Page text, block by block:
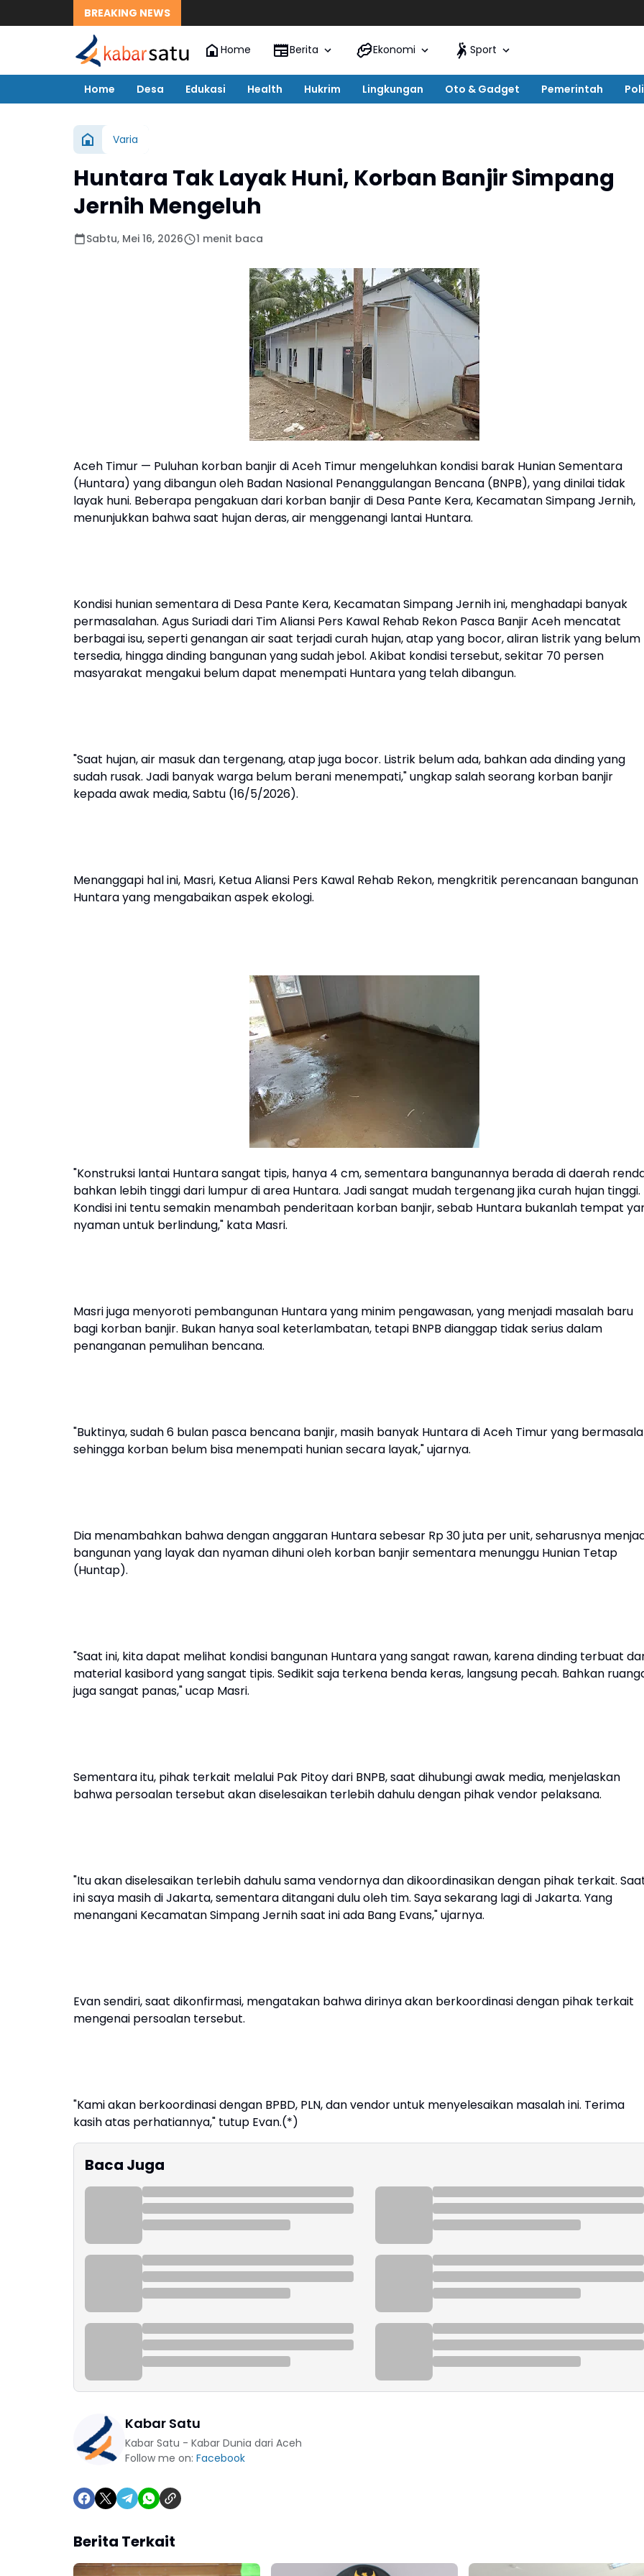
BREAKING NEWS
Home Berita Ekonomi Sport
Home Desa Edukasi Health Hukrim Lingkungan Oto & Gadget Pemerintah
Varia
Huntara Tak Layak Huni, Korban Banjir Simpang
Jernih Mengeluh
Sabtu, Mei 16, 2026 1 menit baca
Aceh Timur — Puluhan korban banjir di Aceh Timur mengeluhkan kondisi barak Hunian Sementara
(Huntara) yang dibangun oleh Badan Nasional Penanggulangan Bencana (BNPB), yang dinilai tidak
layak huni. Beberapa pengakuan dari korban banjir di Desa Pante Kera, Kecamatan Simpang Jernih,
menunjukkan bahwa saat hujan deras, air menggenangi lantai Huntara.
Kondisi hunian sementara di Desa Pante Kera, Kecamatan Simpang Jernih ini, menghadapi banyak
permasalahan. Agus Suriadi dari Tim Aliansi Pers Kawal Rehab Rekon Pasca Banjir Aceh mencatat
berbagai isu, seperti genangan air saat terjadi curah hujan, atap yang bocor, aliran listrik yang belum
tersedia, hingga dinding bangunan yang sudah jebol. Akibat kondisi tersebut, sekitar 70 persen
masyarakat mengakui belum dapat menempati Huntara yang telah dibangun.
"Saat hujan, air masuk dan tergenang, atap juga bocor. Listrik belum ada, bahkan ada dinding yang
sudah rusak. Jadi banyak warga belum berani menempati," ungkap salah seorang korban banjir
kepada awak media, Sabtu (16/5/2026).
Menanggapi hal ini, Masri, Ketua Aliansi Pers Kawal Rehab Rekon, mengkritik perencanaan bangunan
Huntara yang mengabaikan aspek ekologi.
"Konstruksi lantai Huntara sangat tipis, hanya 4 cm, sementara bangunannya berada di daerah
bahkan lebih tinggi dari lumpur di area Huntara. Jadi sangat mudah tergenang jika curah hujan tinggi.
Kondisi ini tentu semakin menambah penderitaan korban banjir, sebab Huntara bukanlah tempat
nyaman untuk berlindung," kata Masri.
Masri juga menyoroti pembangunan Huntara yang minim pengawasan, yang menjadi masalah baru
bagi korban banjir. Bukan hanya soal keterlambatan, tetapi BNPB dianggap tidak serius dalam
penanganan pemulihan bencana.
"Buktinya, sudah 6 bulan pasca bencana banjir, masih banyak Huntara di Aceh Timur yang
sehingga korban belum bisa menempati hunian secara layak," ujarnya.
Dia menambahkan bahwa dengan anggaran Huntara sebesar Rp 30 juta per unit, seharusnya
bangunan yang layak dan nyaman dihuni oleh korban banjir sementara menunggu Hunian Tetap
(Huntap).
"Saat ini, kita dapat melihat kondisi bangunan Huntara yang sangat rawan, karena dinding terbuat
material kasibord yang sangat tipis. Sedikit saja terkena benda keras, langsung pecah. Bahkan
juga sangat panas," ucap Masri.
Sementara itu, pihak terkait melalui Pak Pitoy dari BNPB, saat dihubungi awak media, menjelaskan
bahwa persoalan tersebut akan diselesaikan terlebih dahulu dengan pihak vendor pelaksana.
"Itu akan diselesaikan terlebih dahulu sama vendornya dan dikoordinasikan dengan pihak terkait.
ini saya masih di Jakarta, sementara ditangani dulu oleh tim. Saya sekarang lagi di Jakarta. Yang
menangani Kecamatan Simpang Jernih saat ini ada Bang Evans," ujarnya.
Evan sendiri, saat dikonfirmasi, mengatakan bahwa dirinya akan berkoordinasi dengan pihak terkait
mengenai persoalan tersebut.
"Kami akan berkoordinasi dengan BPBD, PLN, dan vendor untuk menyelesaikan masalah ini. Terima
kasih atas perhatiannya," tutup Evan.(*)
Baca Juga
Kabar Satu
Kabar Satu - Kabar Dunia dari Aceh
Follow me on: Facebook
Berita Terkait